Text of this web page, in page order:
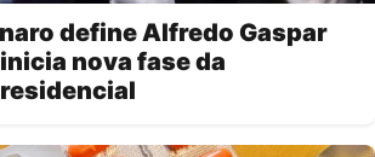
define Alfredo Gaspar
nova fase da